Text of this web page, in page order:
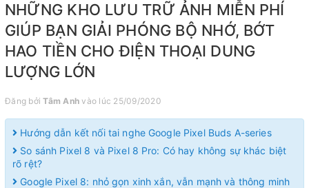
NHỮNG KHO LƯU TRỮ ẢNH MIỄN PHÍ
GIÚP BẠN GIẢI PHÓNG BỘ NHỚ, BỚT
HAO TIỀN CHO ĐIỆN THOẠI DUNG
LƯỢNG LỚN
Đăng bởiTâm Anh vào lúc 25/09/2020
Hướng dẫn kết nối tai nghe Google Pixel Buds A-series
So sánh Pixel 8 và Pixel 8 Pro: Có hay không sự khác biệt
rõ rệt?
Google Pixel 8: nhỏ gọn xinh xắn, vẫn mạnh và thông minh